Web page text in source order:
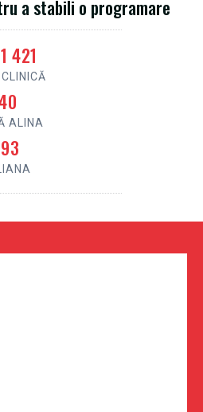
a stabili o programare
421
ALINA